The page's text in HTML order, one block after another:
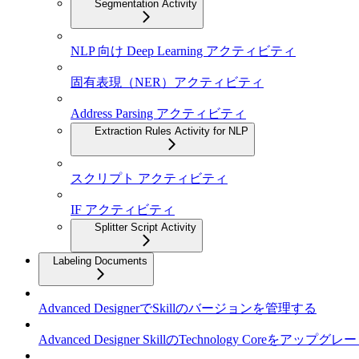
Segmentation Activity
NLP 向け Deep Learning アクティビティ
固有表現（NER）アクティビティ
Address Parsing アクティビティ
Extraction Rules Activity for NLP
スクリプト アクティビティ
IF アクティビティ
Splitter Script Activity
Labeling Documents
Advanced DesignerでSkillのバージョンを管理する
Advanced Designer SkillのTechnology Coreをアップグレ